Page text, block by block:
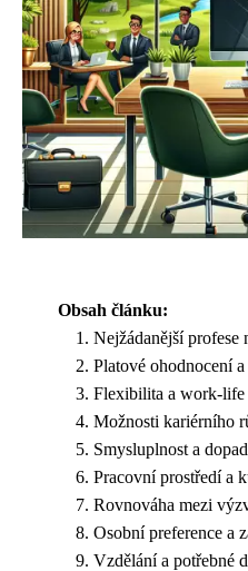
Obsah článku:
Nejžádanější profese
Platové ohodnocení
Flexibilita a work-life
Možnosti kariérního
Smysluplnost a
Pracovní prostředí a
Rovnováha mezi
Osobní preference a
Vzdělání a potřebné